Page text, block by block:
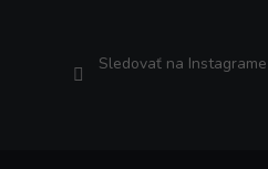
Sledovať na Instagrame